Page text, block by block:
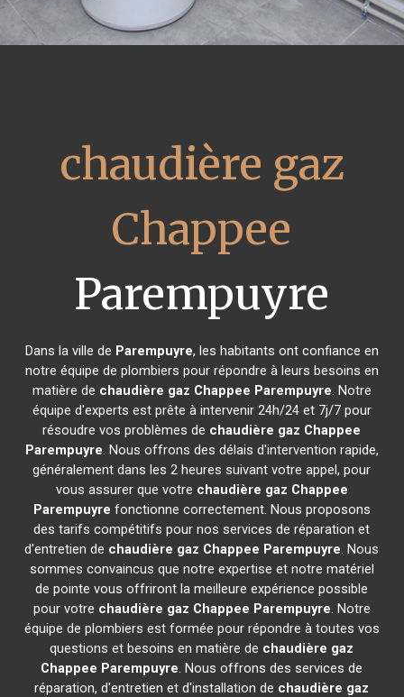
chaudière gaz
Chappee
Parempuyre
Dans la ville de Parempuyre, les habitants ont confiance en
notre équipe de plombiers pour répondre à leurs besoins en
matière de chaudière gaz Chappee Parempuyre. Notre
équipe d'experts est prête à intervenir 24h/24 et 7j/7 pour
résoudre vos problèmes de chaudière gaz Chappee
Parempuyre. Nous offrons des délais d'intervention rapide,
généralement dans les 2 heures suivant votre appel, pour
vous assurer que votre chaudière gaz Chappee
Parempuyre fonctionne correctement. Nous proposons
des tarifs compétitifs pour nos services de réparation et
d'entretien de chaudière gaz Chappee Parempuyre. Nous
sommes convaincus que notre expertise et notre matériel
de pointe vous offriront la meilleure expérience possible
pour votre chaudière gaz Chappee Parempuyre. Notre
équipe de plombiers est formée pour répondre à toutes vos
questions et besoins en matière de chaudière gaz
Chappee Parempuyre. Nous offrons des services de
réparation, d'entretien et d'installation de chaudière gaz